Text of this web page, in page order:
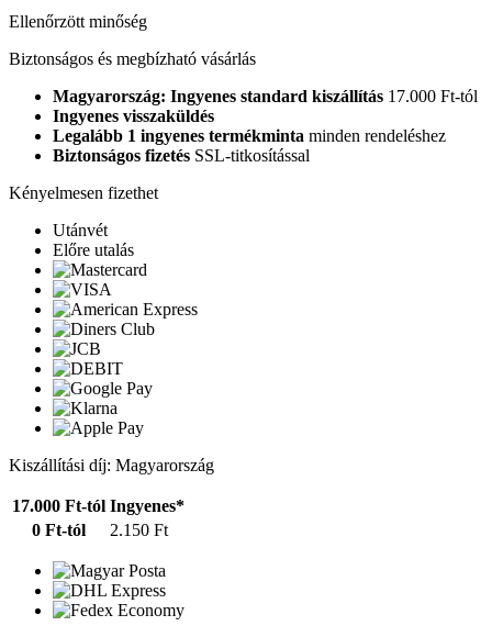
Ellenőrzött minőség
Biztonságos és megbízható vásárlás
Magyarország: Ingyenes standard kiszállítás 17.000 Ft-tól
Ingyenes visszaküldés
Legalább 1 ingyenes termékminta minden rendeléshez
Biztonságos fizetés SSL-titkosítással
Kényelmesen fizethet
Utánvét
Előre utalás
Kiszállítási díj: Magyarország
17.000 Ft-tól Ingyenes*
0 Ft-tól
2.150 Ft